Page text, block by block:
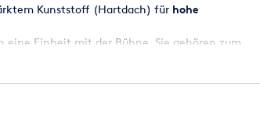
Kunststoff (Hartdach) für hohe
eine Einheit mit der Bühne. Sie gehören zum
Böden und Überdachungen für PA Wings